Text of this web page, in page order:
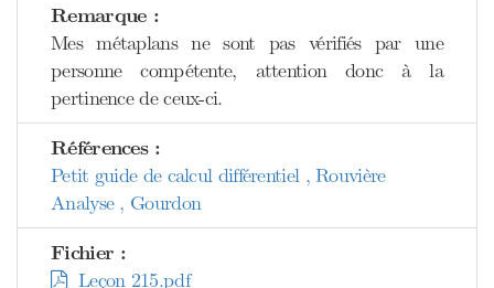
Remarque :
Mes métaplans ne sont pas vérifiés par une
personne compétente, attention donc à la
pertinence de ceux-ci.
Références :
Petit guide de calcul différentiel , Rouvière
Analyse , Gourdon
Fichier :
Leçon 215.pdf